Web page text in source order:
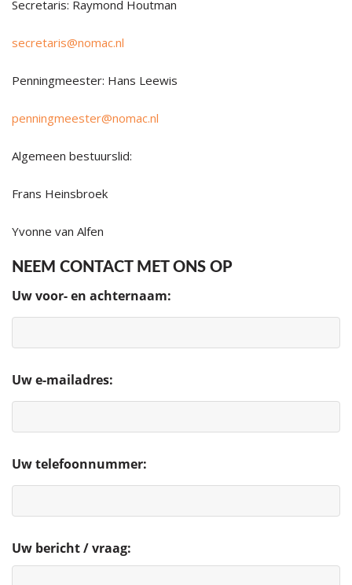
Secretaris: Raymond Houtman
secretaris@nomac.nl
Penningmeester: Hans Leewis
penningmeester@nomac.nl
Algemeen bestuurslid:
Frans Heinsbroek
Yvonne van Alfen
NEEM CONTACT MET ONS OP
Uw voor- en achternaam:
Uw e-mailadres:
Uw telefoonnummer:
Uw bericht / vraag: